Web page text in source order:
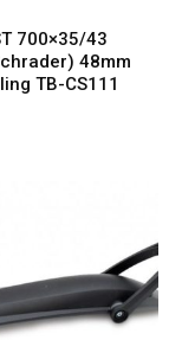
700×35/43
48mm
TB-CS111